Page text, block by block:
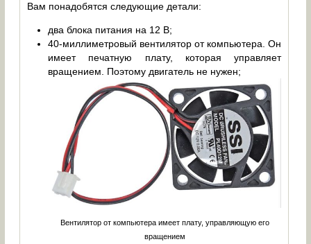
Вам понадобятся следующие детали:
два блока питания на 12 В;
40-миллиметровый вентилятор от компьютера. Он
имеет печатную плату, которая управляет
вращением. Поэтому двигатель не нужен;
Вентилятор от компьютера имеет плату, управляющую его
вращением